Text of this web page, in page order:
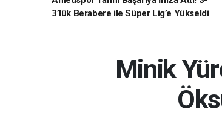
3’lük Berabere ile Süper Lig’e Yükseldi
Minik